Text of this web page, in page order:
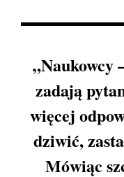
„Naukowcy
zadają
więcej
dziwić,
Mówiąc